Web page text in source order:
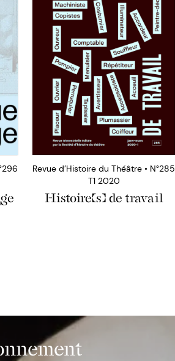
Revue d’Histoire du Théâtre • N°285
T1 2020
Histoire(s) de travail